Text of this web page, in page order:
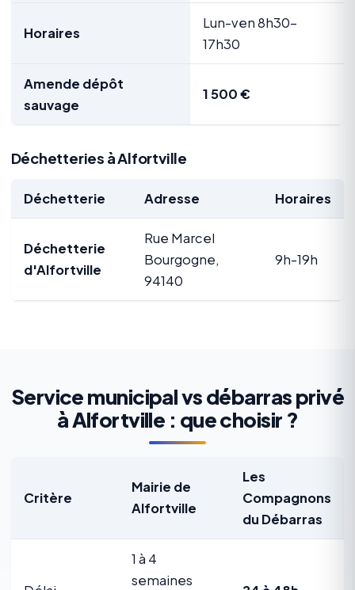
Horaires
Lun-ven 8h30-
17h30
Amende dépôt
sauvage
1 500 €
Déchetteries à Alfortville
Déchetterie Adresse Horaires
Déchetterie
d'Alfortville
Rue Marcel
Bourgogne,
94140
9h-19h
Service municipal vs débarras privé
à Alfortville : que choisir ?
Critère
Mairie de
Alfortville
Les
Compagnons
du Débarras
1 à 4
semaines